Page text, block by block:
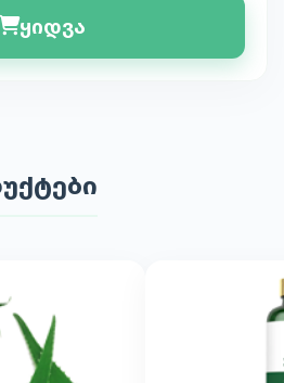
ყიდვა